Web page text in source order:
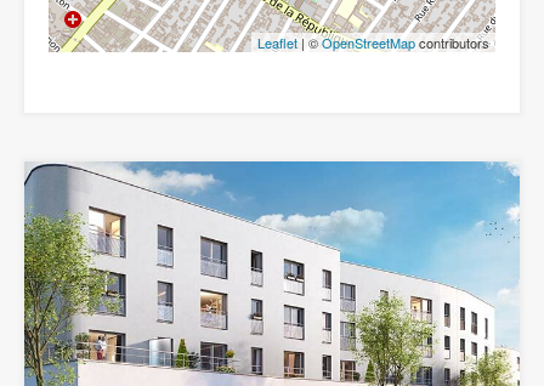
Leaflet | ©OpenStreetMapcontributors